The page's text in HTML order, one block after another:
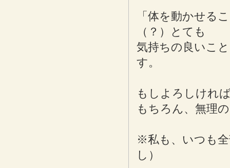
「体を動かせる
（？）とても
気持ちの良いこ
す。
もしよろしけれ
もちろん、無
※私も、いつも
し）